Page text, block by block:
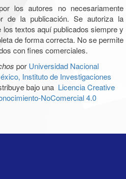
los autores no necesariamente
de la publicación. Se autoriza la
los textos aquí publicados siempre y
de forma correcta. No se permite
con fines comerciales.
por Universidad Nacional
Instituto de Investigaciones
bajo una Licencia Creative
NoComercial 4.0